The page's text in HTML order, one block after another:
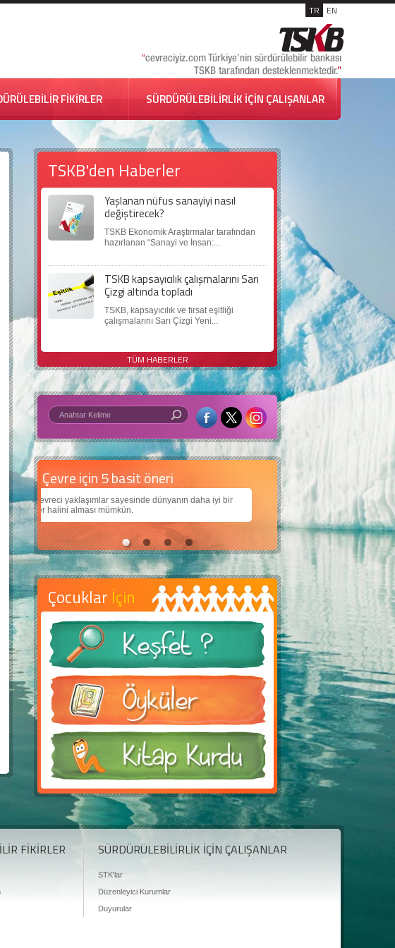
TR EN
FİKİRLER SÜRDÜRÜLEBİLİRLİK İÇİN ÇALIŞANLAR
TSKB'den Haberler
Yaşlanan nüfus sanayiyi nasıl
değiştirecek?
TSKB Ekonomik Araştırmalar tarafından
hazırlanan “Sanayi ve İnsan:...
TSKB kapsayıcılık çalışmalarını Sarı
Çizgi altında topladı
TSKB, kapsayıcılık ve fırsat eşitliği
çalışmalarını Sarı Çizgi Yeni...
TÜM HABERLER
5 basit öneri
iyi bir
Daha iyi bir dünya için yapay zekâ
Çocuklarımıza daha güzel bir dünya bırakabilmek için
teknolojiden nasıl yararlanırız?
Çocuklar İçin
FİKİRLER SÜRDÜRÜLEBİLİRLİK İÇİN ÇALIŞANLAR
STK'lar
Düzenleyici Kurumlar
Duyurular